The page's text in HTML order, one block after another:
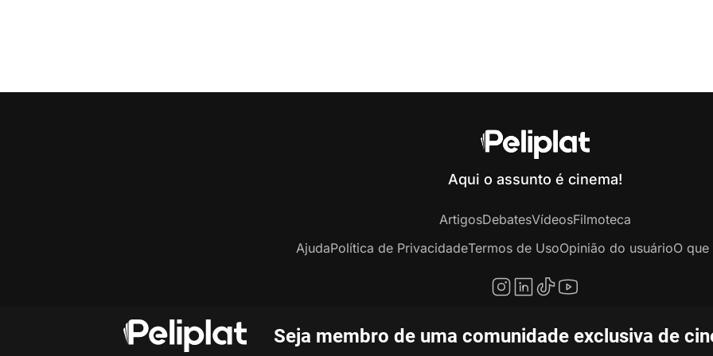
Seja membro de uma comunidade exclusiva de
Aqui o assunto é cinema!
ArtigosDebatesVídeosFilmoteca
AjudaPolítica de PrivacidadeTermos de UsoOpinião do usuárioO que